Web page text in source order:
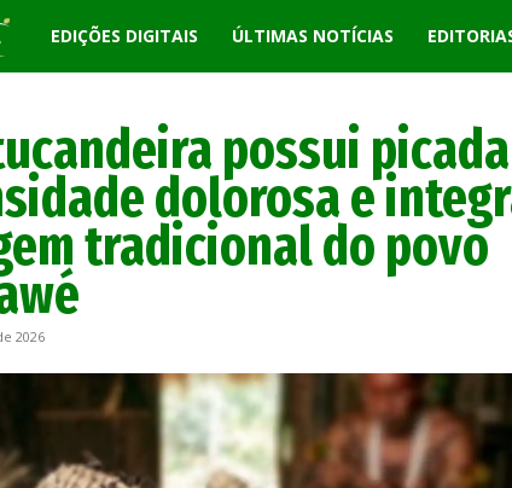
Revista
EDIÇÕES DIGITAIS ÚLTIMAS NOTÍCIAS
possui
dolorosa e
tradicional do povo
2026